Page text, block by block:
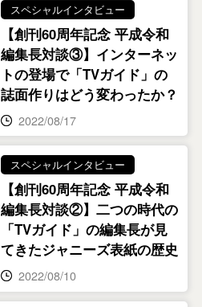
スペシャルインタビュー
【創刊60周年記念 平成令和
編集長対談③】インターネッ
トの登場で「TVガイド」の
誌面作りはどう変わったか？
2022/08/17
スペシャルインタビュー
【創刊60周年記念 平成令和
編集長対談②】二つの時代の
「TVガイド」の編集長が見
てきたジャニーズ表紙の歴史
2022/08/10